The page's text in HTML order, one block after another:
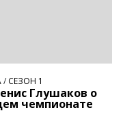
/ СЕЗОН 1
Глушаков о
чемпионате